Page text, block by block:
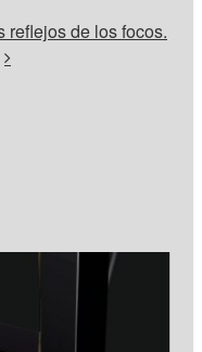
reflejos de los focos.